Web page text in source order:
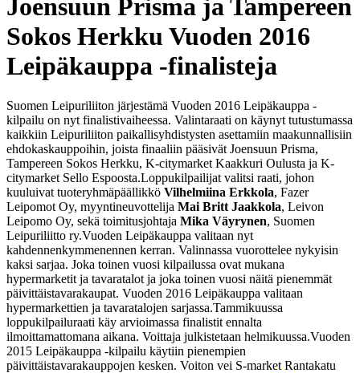
Joensuun Prisma ja Tampereen
Sokos Herkku Vuoden 2016
Leipäkauppa -finalisteja
Suomen Leipuriliiton järjestämä Vuoden 2016 Leipäkauppa -
kilpailu on nyt finalistivaiheessa. Valintaraati on käynyt tutustumassa
kaikkiin Leipuriliiton paikallisyhdistysten asettamiin maakunnallisiin
ehdokaskauppoihin, joista finaaliin pääsivät Joensuun Prisma,
Tampereen Sokos Herkku, K-citymarket Kaakkuri Oulusta ja K-
citymarket Sello Espoosta.Loppukilpailijat valitsi raati, johon
kuuluivat tuoteryhmäpäällikkö Vilhelmiina Erkkola, Fazer
Leipomot Oy, myyntineuvottelija Mai Britt Jaakkola, Leivon
Leipomo Oy, sekä toimitusjohtaja Mika Väyrynen, Suomen
Leipuriliitto ry.Vuoden Leipäkauppa valitaan nyt
kahdennenkymmenennen kerran. Valinnassa vuorottelee nykyisin
kaksi sarjaa. Joka toinen vuosi kilpailussa ovat mukana
hypermarketit ja tavaratalot ja joka toinen vuosi näitä pienemmät
päivittäistavarakaupat. Vuoden 2016 Leipäkauppa valitaan
hypermarkettien ja tavaratalojen sarjassa.Tammikuussa
loppukilpailuraati käy arvioimassa finalistit ennalta
ilmoittamattomana aikana. Voittaja julkistetaan helmikuussa.Vuoden
2015 Leipäkauppa -kilpailu käytiin pienempien
päivittäistavarakauppojen kesken. Voiton vei S-market Rantakatu